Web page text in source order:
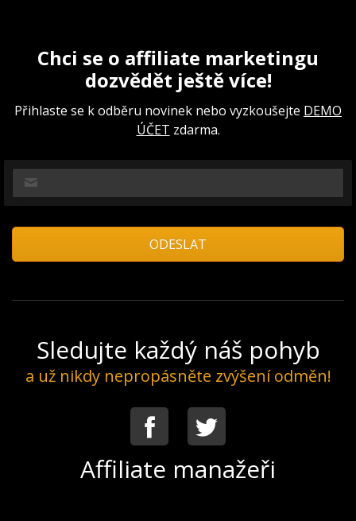
Chci se o affiliate marketingu
dozvědět ještě více!
Přihlaste se k odběru novinek nebo vyzkoušejte DEMO
ÚČET zdarma.
Sledujte každý náš pohyb
a už nikdy nepropásněte zvýšení odměn!
Facebook
Affiliate manažeři